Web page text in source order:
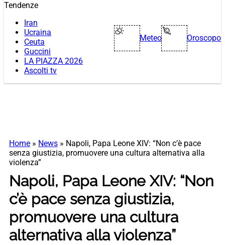
Tendenze
Iran
Ucraina
Ceuta
Guccini
LA PIAZZA 2026
Ascolti tv
Meteo Oroscopo
Home » News » Napoli, Papa Leone XIV: “Non c’è pace
senza giustizia, promuovere una cultura alternativa alla
violenza”
Napoli, Papa Leone XIV: “Non
c’è pace senza giustizia,
promuovere una cultura
alternativa alla violenza”